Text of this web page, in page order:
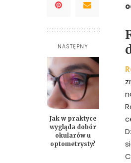
NASTĘPNY
Jak w praktyce
wygląda dobór
okularów u
optometrysty?